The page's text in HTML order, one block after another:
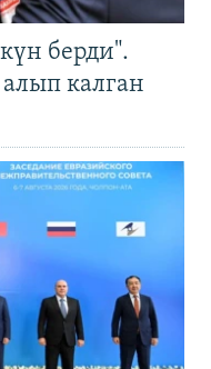
берди".
калган